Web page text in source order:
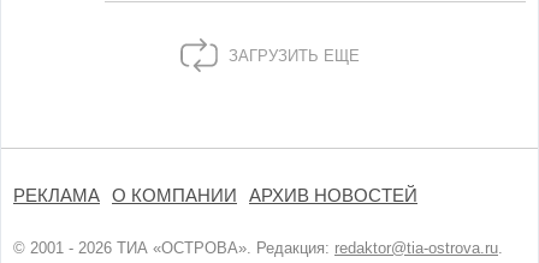
ЗАГРУЗИТЬ ЕЩЕ
РЕКЛАМА О КОМПАНИИ АРХИВ НОВОСТЕЙ
© 2001 - 2026 ТИА «ОСТРОВА». Редакция: redaktor@tia-ostrova.ru.